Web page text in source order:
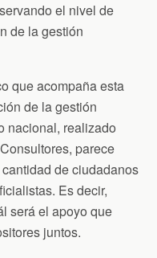
el nivel de
de la gestión
que acompaña esta
de la gestión
nacional, realizado
parece
de ciudadanos
Es decir,
será el apoyo que
juntos.